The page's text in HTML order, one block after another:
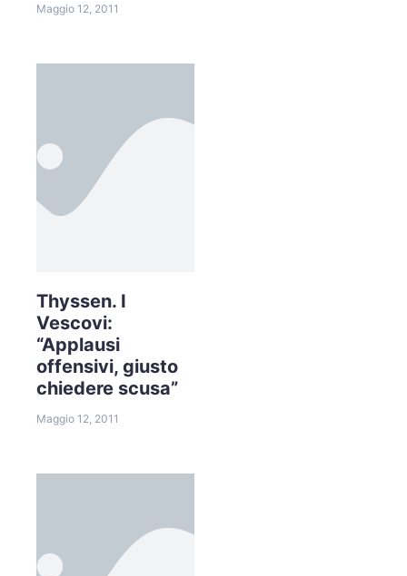
Maggio 12, 2011
Thyssen. I
Vescovi:
“Applausi
offensivi, giusto
chiedere scusa”
Maggio 12, 2011